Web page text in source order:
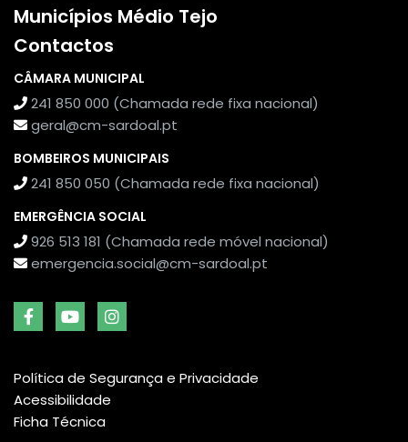
Municípios Médio Tejo
Contactos
CÂMARA MUNICIPAL
241 850 000 (Chamada rede fixa nacional)
geral@cm-sardoal.pt
BOMBEIROS MUNICIPAIS
241 850 050 (Chamada rede fixa nacional)
EMERGÊNCIA SOCIAL
926 513 181 (Chamada rede móvel nacional)
emergencia.social@cm-sardoal.pt
Política de Segurança e Privacidade
Acessibilidade
Ficha Técnica